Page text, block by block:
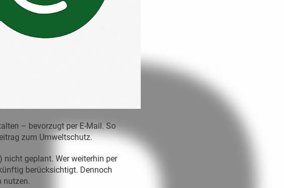
– bevorzugt per E-Mail. So
zum Umweltschutz.
nicht geplant. Wer weiterhin per
berücksichtigt. Dennoch
nutzen.